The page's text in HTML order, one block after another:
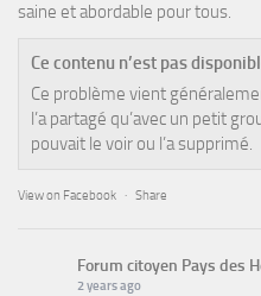
saine et abordable pour tous.
Ce contenu n’est pas
Ce problème vient
l’a partagé qu’avec un petit
pouvait le voir ou l’a supprimé.
View on Facebook · Share
Forum citoyen Pays des
2 years ago